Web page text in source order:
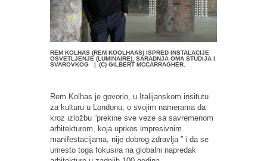
REM KOLHAS (REM KOOLHAAS) ISPRED INSTALACIJE
OSVETLJENJE (LUMINAIRE), SARADNJA OMA STUDIJA I
SVAROVKOG ❘ (C) GILBERT MCCARRAGHER.
Rem Kolhas je govorio, u Italijanskom insitutu
za kulturu u Londonu, o svojim namerama da
kroz izložbu ”prekine sve veze sa savremenom
arhitekturom, koja uprkos impresivnim
manifestacijama, nije dobrog zdravlja ” i da se
umesto toga fokusira na globalni napredak